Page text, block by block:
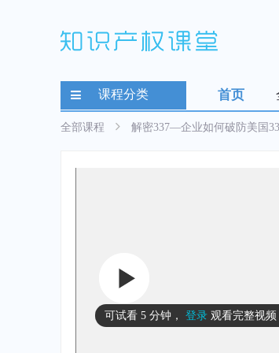
课程分类 首页
全部课程 解密337—企业如何破防美国
可试看 5 分钟 ， 登录 观看完整视频